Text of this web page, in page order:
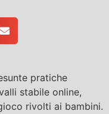
pratiche
stabile online,
rivolti ai bambini.